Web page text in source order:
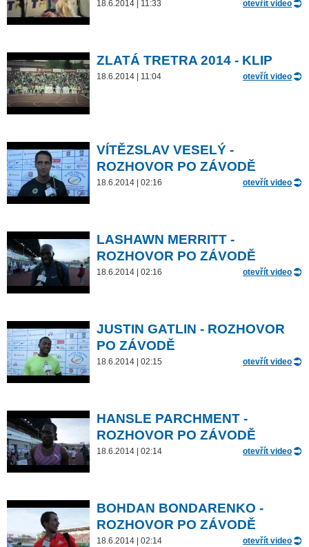
18.6.2014 | 11:33 otevřít video
ZLATÁ TRETRA 2014 - KLIP
18.6.2014 | 11:04 otevřít video
VÍTĚZSLAV VESELÝ -
ROZHOVOR PO ZÁVODĚ
18.6.2014 | 02:16 otevřít video
LASHAWN MERRITT -
ROZHOVOR PO ZÁVODĚ
18.6.2014 | 02:16 otevřít video
JUSTIN GATLIN - ROZHOVOR
PO ZÁVODĚ
18.6.2014 | 02:15 otevřít video
HANSLE PARCHMENT -
ROZHOVOR PO ZÁVODĚ
18.6.2014 | 02:14 otevřít video
BOHDAN BONDARENKO -
ROZHOVOR PO ZÁVODĚ
18.6.2014 | 02:14 otevřít video